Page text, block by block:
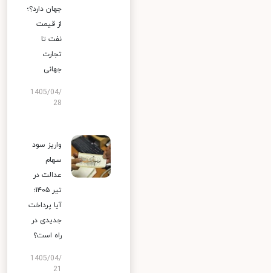
جهان دارد؟؛
از قیمت
نفت تا
تجارت
جهانی
1405/04/
28
واریز سود
سهام
عدالت در
تیر ۱۴۰۵؛
آیا پرداخت
جدیدی در
راه است؟
1405/04/